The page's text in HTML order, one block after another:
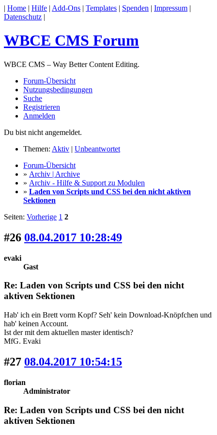
| Home | Hilfe | Add-Ons | Templates | Spenden | Impressum |
Datenschutz |
WBCE CMS Forum
WBCE CMS – Way Better Content Editing.
Forum-Übersicht
Nutzungsbedingungen
Suche
Registrieren
Anmelden
Du bist nicht angemeldet.
Themen: Aktiv | Unbeantwortet
Forum-Übersicht
» Archiv | Archive
» Archiv - Hilfe & Support zu Modulen
» Laden von Scripts und CSS bei den nicht aktiven
Sektionen
Seiten: Vorherige 1 2
#26 08.04.2017 10:28:49
evaki
Gast
Re: Laden von Scripts und CSS bei den nicht
aktiven Sektionen
Hab' ich ein Brett vorm Kopf? Seh' kein Download-Knöpfchen und
hab' keinen Account.
Ist der mit dem aktuellen master identisch?
MfG. Evaki
#27 08.04.2017 10:54:15
florian
Administrator
Re: Laden von Scripts und CSS bei den nicht
aktiven Sektionen